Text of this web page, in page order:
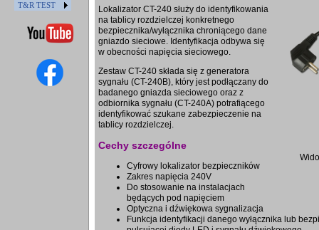
T&R TEST
Lokalizator CT-240 służy do identyfikowania
na tablicy rozdzielczej konkretnego
bezpiecznika/wyłącznika chroniącego dane
gniazdo sieciowe. Identyfikacja odbywa się
w obecności napięcia sieciowego.
Zestaw CT-240 składa się z generatora
sygnału (CT-240B), który jest podłączany do
badanego gniazda sieciowego oraz z
odbiornika sygnału (CT-240A) potrafiącego
identyfikować szukane zabezpieczenie na
tablicy rozdzielczej.
Cechy szczególne
Cyfrowy lokalizator bezpieczników
Zakres napięcia 240V
Do stosowanie na instalacjach
będących pod napięciem
Optyczna i dźwiękowa sygnalizacja
Funkcja identyfikacji danego wyłącznika lub